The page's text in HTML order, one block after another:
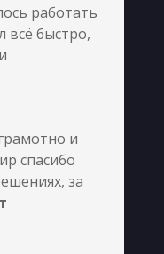
работать
всё быстро,
и
спасибо
за